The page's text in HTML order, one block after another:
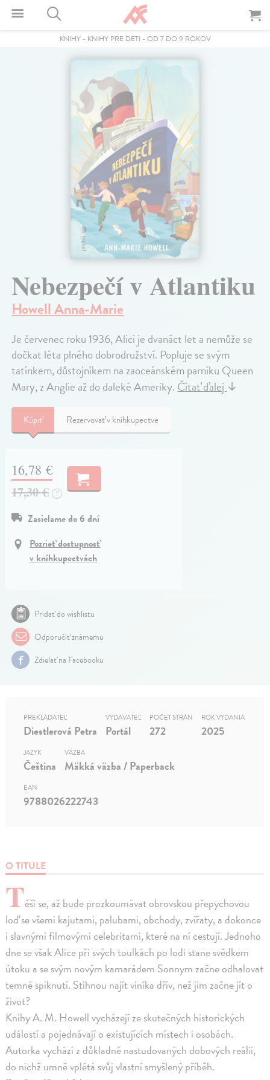
KNIHY- KNIHY PRE DETI - OD 7 DO 9 ROKOV
Nebezpečí v Atlantiku
Howell Anna-Marie
Je červenec roku 1936, Alici je dvanáct let a nemůže se
dočkat léta plného dobrodružství. Popluje se svým
tatínkem, důstojníkem na zaoceánském parníku Queen
Mary, z Anglie až do daleké Ameriky.Čítať ďalej↓
Kúpiť Rezervovať v kníhkupectve
16,78 €
17,30 € ?
Zasielame do 6 dní
Pozrieť dostupnosť
v kníhkupectvách
Pridať do wishlistu
Odporučiť známemu
Zdielať na Facebooku
O TITULE
Těší se, až bude prozkoumávat obrovskou přepychovou
loď se všemi kajutami, palubami, obchody, zvířaty, a dokonce
i slavnými filmovými celebritami, které na ní cestují. Jednoho
dne se však Alice při svých toulkách po lodi stane svědkem
útoku a se svým novým kamarádem Sonnym začne odhalovat
temné spiknutí. Stihnou najít viníka dřív, než jim začne jít o
život?
Knihy A. M. Howell vycházejí ze skutečných historických
událostí a pojednávají o existujících místech i osobách.
Autorka vychází z důkladně nastudovaných dobových reálií,
do nichž umně vplétá svůj vlastní smyšlený příběh.
PREKLADATEĽ
Diestlerová Petra
VYDAVATEĽ
Portál
POČET STRÁN
272
ROK VYDANIA
2025
JAZYK
Čeština
VÄZBA
Mäkká väzba / Paperback
EAN
9788026222743